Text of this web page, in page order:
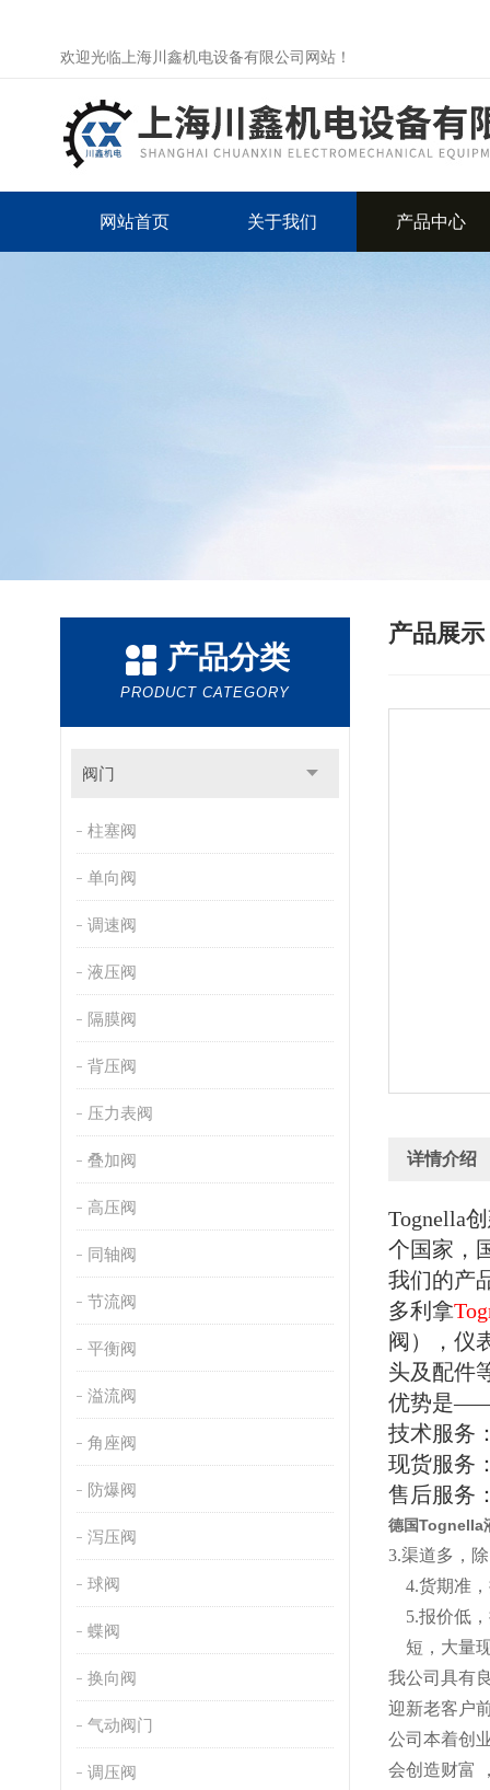
欢迎光临上海川鑫机电设备有限公司网站！
网站首页 关于我们 产品中心
产品分类
PRODUCT CATEGORY
阀门
柱塞阀
单向阀
调速阀
液压阀
隔膜阀
背压阀
压力表阀
叠加阀
高压阀
同轴阀
节流阀
平衡阀
溢流阀
角座阀
防爆阀
泻压阀
球阀
蝶阀
换向阀
气动阀门
调压阀
产品展示
详情介绍
Tognella
个国家，
我们的产
多利拿
阀），仪
头及配件
优势是
技术服务
现货服务
售后服务
德国Tognella
3.渠道多，
4.货期准
5.报价低
短 ， 大量
我公司具有
迎新老客户
公司本着创
会创造财富